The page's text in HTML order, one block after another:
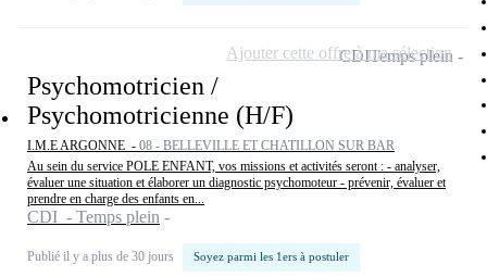
Psychomotricien /
Psychomotricienne (H/F)
I.M.E ARGONNE - 08 - BELLEVILLE ET CHATILLON SUR BAR
Au sein du service POLE ENFANT, vos missions et activités seront : - analyser,
évaluer une situation et élaborer un diagnostic psychomoteur - prévenir, évaluer et
prendre en charge des enfants en...
CDI - Temps plein
Publié il y a plus de 30 jours Soyez parmi les 1ers à postuler
CDITemps plein
Ajouter cette offre à ma sélection